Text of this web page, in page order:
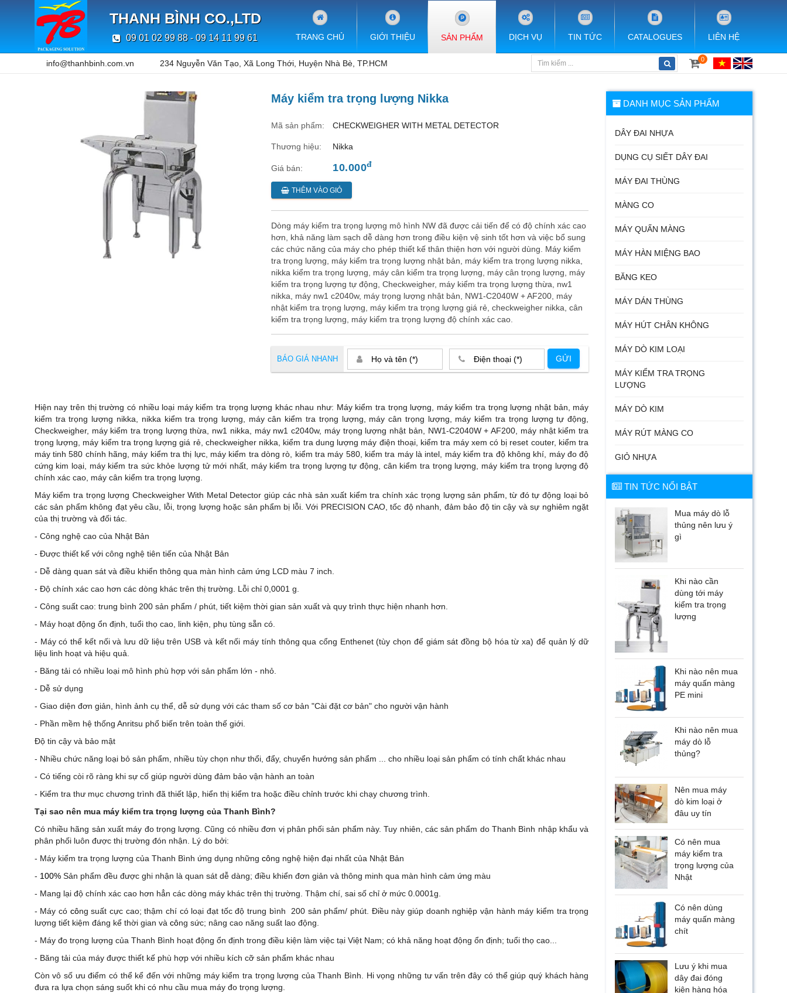
THANH BÌNH CO.,LTD
09 01 02 99 88 - 09 14 11 99 61 TRANG CHỦ GIỚI THIỆU SẢN PHẨM DỊCH VỤ TIN TỨC CATALOGUES LIÊN HỆ
info@thanhbinh.com.vn 234 Nguyễn Văn Tạo, Xã Long Thới, Huyện Nhà Bè, TP.HCM 0
Máy kiểm tra trọng lượng Nikka
Mã sản phẩm: CHECKWEIGHER WITH METAL DETECTOR
Thương hiệu: Nikka
Giá bán: 10.000đ
THÊM VÀO GIỎ
Dòng máy kiểm tra trọng lượng mô hình NW đã được cải tiến để có độ chính xác cao
hơn, khả năng làm sạch dễ dàng hơn trong điều kiện vệ sinh tốt hơn và việc bổ sung
các chức năng của máy cho phép thiết kế thân thiện hơn với người dùng. Máy kiểm
tra trọng lượng, máy kiểm tra trọng lượng nhật bản, máy kiểm tra trọng lượng nikka,
nikka kiểm tra trọng lượng, máy cân kiểm tra trọng lượng, máy cân trọng lượng, máy
kiểm tra trọng lượng tự động, Checkweigher, máy kiểm tra trọng lượng thừa, nw1
nikka, máy nw1 c2040w, máy trọng lượng nhật bản, NW1-C2040W + AF200, máy
nhật kiểm tra trọng lượng, máy kiểm tra trọng lượng giá rẻ, checkweigher nikka, cân
kiểm tra trọng lượng, máy kiểm tra trọng lượng độ chính xác cao.
BÁO GIÁ NHANH GỬI
Hiện nay trên thị trường có nhiều loại máy kiểm tra trọng lượng khác nhau như: Máy kiểm tra trọng lượng, máy kiểm tra trọng lượng nhật bản, máy
kiểm tra trọng lượng nikka, nikka kiểm tra trọng lượng, máy cân kiểm tra trọng lượng, máy cân trọng lượng, máy kiểm tra trọng lượng tự động,
Checkweigher, máy kiểm tra trọng lượng thừa, nw1 nikka, máy nw1 c2040w, máy trọng lượng nhật bản, NW1-C2040W + AF200, máy nhật kiểm tra
trọng lượng, máy kiểm tra trọng lượng giá rẻ, checkweigher nikka, kiểm tra dung lượng máy điện thoại, kiểm tra máy xem có bị reset couter, kiểm tra
máy tinh 580 chính hãng, máy kiểm tra thị lực, máy kiểm tra dòng rò, kiểm tra máy 580, kiểm tra máy là intel, máy kiểm tra độ không khí, máy đo độ
cứng kim loại, máy kiểm tra sức khỏe lượng tử mới nhất, máy kiểm tra trọng lượng tự động, cân kiểm tra trọng lượng, máy kiểm tra trọng lượng độ
chính xác cao, máy cân kiểm tra trọng lượng.
Máy kiểm tra trọng lượng Checkweigher With Metal Detector giúp các nhà sản xuất kiểm tra chính xác trọng lượng sản phẩm, từ đó tự động loại bỏ
các sản phẩm không đạt yêu cầu, lỗi, trọng lượng hoặc sản phẩm bị lỗi. Với PRECISION CAO, tốc độ nhanh, đảm bảo độ tin cậy và sự nghiêm ngặt
của thị trường và đối tác.
- Công nghệ cao của Nhật Bản
- Được thiết kế với công nghệ tiên tiến của Nhật Bản
- Dễ dàng quan sát và điều khiển thông qua màn hình cảm ứng LCD màu 7 inch.
- Độ chính xác cao hơn các dòng khác trên thị trường. Lỗi chỉ 0,0001 g.
- Công suất cao: trung bình 200 sản phẩm / phút, tiết kiệm thời gian sản xuất và quy trình thực hiện nhanh hơn.
- Máy hoạt động ổn định, tuổi thọ cao, linh kiện, phụ tùng sẵn có.
- Máy có thể kết nối và lưu dữ liệu trên USB và kết nối máy tính thông qua cổng Enthenet (tùy chọn để giám sát đồng bộ hóa từ xa) để quản lý dữ
liệu linh hoạt và hiệu quả.
- Băng tải có nhiều loại mô hình phù hợp với sản phẩm lớn - nhỏ.
- Dễ sử dụng
- Giao diện đơn giản, hình ảnh cụ thể, dễ sử dụng với các tham số cơ bản "Cài đặt cơ bản" cho người vận hành
- Phần mềm hệ thống Anritsu phổ biến trên toàn thế giới.
Độ tin cậy và bảo mật
- Nhiều chức năng loại bỏ sản phẩm, nhiều tùy chọn như thổi, đẩy, chuyển hướng sản phẩm ... cho nhiều loại sản phẩm có tính chất khác nhau
- Có tiếng còi rõ ràng khi sự cố giúp người dùng đảm bảo vận hành an toàn
- Kiểm tra thư mục chương trình đã thiết lập, hiển thị kiểm tra hoặc điều chỉnh trước khi chạy chương trình.
Tại sao nên mua máy kiểm tra trọng lượng của Thanh Bình?
Có nhiều hãng sản xuất máy đo trọng lượng. Cũng có nhiều đơn vị phân phối sản phẩm này. Tuy nhiên, các sản phẩm do Thanh Bình nhập khẩu và
phân phối luôn được thị trường đón nhận. Lý do bởi:
- Máy kiểm tra trọng lượng của Thanh Bình ứng dụng những công nghệ hiện đại nhất của Nhật Bản
- 100% Sản phẩm đều được ghi nhận là quan sát dễ dàng; điều khiển đơn giản và thông minh qua màn hình cảm ứng màu
- Mang lại độ chính xác cao hơn hẳn các dòng máy khác trên thị trường. Thậm chí, sai số chỉ ở mức 0.0001g.
- Máy có công suất cực cao; thậm chí có loại đạt tốc độ trung bình 200 sản phẩm/ phút. Điều này giúp doanh nghiệp vận hành máy kiểm tra trọng
lượng tiết kiệm đáng kể thời gian và công sức; nâng cao năng suất lao động.
- Máy đo trọng lượng của Thanh Bình hoạt động ổn định trong điều kiện làm việc tại Việt Nam; có khả năng hoạt động ổn định; tuổi thọ cao...
- Băng tải của máy được thiết kế phù hợp với nhiều kích cỡ sản phẩm khác nhau
Còn vô số ưu điểm có thể kể đến với những máy kiểm tra trọng lượng của Thanh Bình. Hi vọng những tư vấn trên đây có thể giúp quý khách hàng
đưa ra lựa chọn sáng suốt khi có nhu cầu mua máy đo trọng lượng.
DANH MỤC SẢN PHẨM
DÂY ĐAI NHỰA
DỤNG CỤ SIẾT DÂY ĐAI
MÁY ĐAI THÙNG
MÀNG CO
MÁY QUẤN MÀNG
MÁY HÀN MIỆNG BAO
BĂNG KEO
MÁY DÁN THÙNG
MÁY HÚT CHÂN KHÔNG
MÁY DÒ KIM LOẠI
MÁY KIỂM TRA TRỌNG
LƯỢNG
MÁY DÒ KIM
MÁY RÚT MÀNG CO
GIỎ NHỰA
TIN TỨC NỔI BẬT
Mua máy dò lỗ
thủng nên lưu ý
gì
Khi nào cần
dùng tới máy
kiểm tra trọng
lượng
Khi nào nên mua
máy quấn màng
PE mini
Khi nào nên mua
máy dò lỗ
thủng?
Nên mua máy
dò kim loại ở
đâu uy tín
Có nên mua
máy kiểm tra
trọng lượng của
Nhật
Có nên dùng
máy quấn màng
chít
Lưu ý khi mua
dây đai đóng
kiện hàng hóa